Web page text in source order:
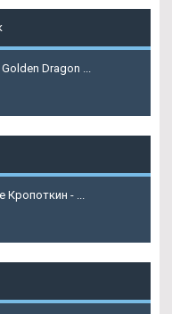
Dragon ...
Кропоткин - ...